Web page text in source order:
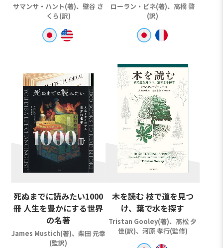
サマンサ・ハント(著)、壁谷 さ
くら(訳)
ローラン・ビネ(著)、高橋 啓
(訳)
死ぬまでに読みたい1000
冊 人生を豊かにする世界
の名著
James Mustich(著)、柴田 元幸
(監訳)
木を読む 枝で道を見つ
け、葉で水を探す
Tristan Gooley(著)、髙松 夕
佳(訳)、河原 孝行(監修)